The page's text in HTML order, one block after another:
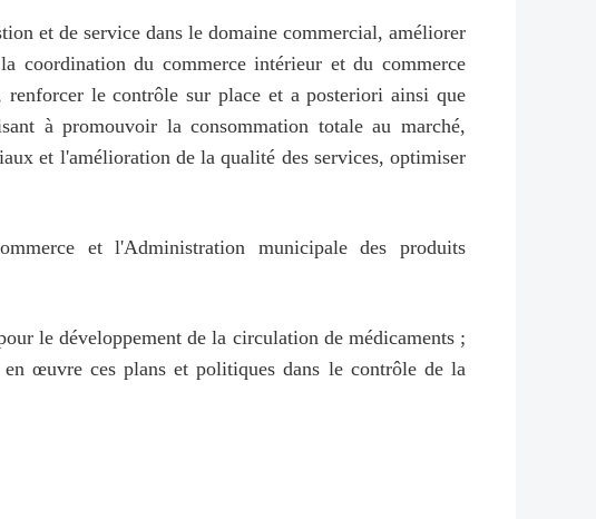
et de service dans le domaine commercial, améliorer
coordination du commerce intérieur et du commerce
le contrôle sur place et a posteriori ainsi que
à promouvoir la consommation totale au marché,
et l'amélioration de la qualité des services, optimiser
et l'Administration municipale des produits
le développement de la circulation de médicaments ;
œuvre ces plans et politiques dans le contrôle de la